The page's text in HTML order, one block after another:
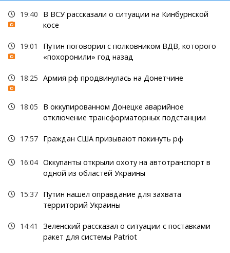
19:40
В ВСУ рассказали о ситуации на Кинбурнской
косе
19:01
Путин поговорил с полковником ВДВ, которого
«похоронили» год назад
18:25 Армия рф продвинулась на Донетчине
18:05
В оккупированном Донецке аварийное
отключение трансформаторных подстанции
17:57 Граждан США призывают покинуть рф
16:04 Оккупанты открыли охоту на автотранспорт в
одной из областей Украины
15:37 Путин нашел оправдание для захвата
территорий Украины
14:41
Зеленский рассказал о ситуации с поставками
ракет для системы Patriot